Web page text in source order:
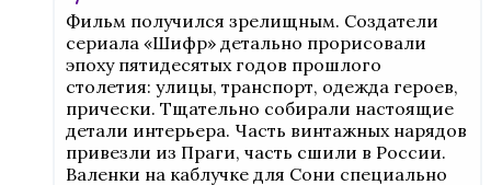
Фильм получился зрелищным. Создатели
сериала «Шифр» детально прорисовали
эпоху пятидесятых годов прошлого
столетия: улицы, транспорт, одежда героев,
прически. Тщательно собирали настоящие
детали интерьера. Часть винтажных нарядов
привезли из Праги, часть сшили в России.
Валенки на каблучке для Сони специально